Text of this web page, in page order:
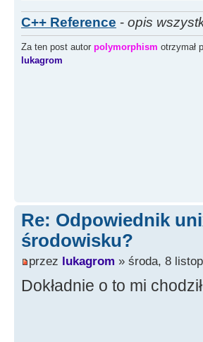
C++ Reference - opis
Za ten post autor polymorphism otrzymał
lukagrom
Re: Odpowiednik
środowisku?
przez lukagrom » środa, 8
Dokładnie o to mi